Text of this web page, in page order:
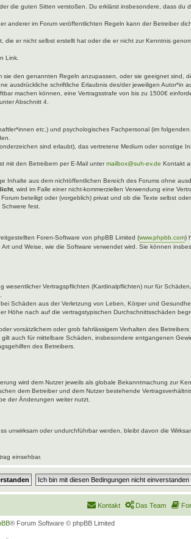
die guten Sitten verstoßen. Du erklärst insbesondere, dass du
im Forum veröffentlichten Regeln kann der Betreiber
er nicht selbst erstellt hat oder die er nicht zur Kenntnis
Link.
den genannten Regeln anzupassen, oder sie geeignet sind,
ausdrückliche schriftliche Erlaubnis des/der jeweiligen Autor*in
machen können, eine Vertragsstrafe von bis zu 1500€
Abschnitt 4.
etc.) und psychologisches Fachpersonal (im folgenden
sind erlaubt), das vertretene Medium oder sonstige
mit den Betreibern per E-Mail untermailbox@suh-ev.de Kontakt
aus dem nichtöffentlichen Bereich des Forums ohne
, wird im Falle einer nicht-kommerziellen Verwendung eine
beteiligt oder (vorgeblich) privat und ob die Texte selbst
fest.
Foren-Software von phpBB Limited (www.phpbb.com)
und Weise, wie die Software verwendet wird. Sie können
Vertragspflichten (Kardinalpflichten) nur für
Schäden aus der Verletzung von Leben, Körper und
Höhe nach auf die vertragstypischen Durchschnittsschäden
vorsätzlichem oder grob fahrlässigem Verhalten des
auch für mittelbare Schäden, insbesondere entgangenen
des Betreibers.
wird dem Nutzer jeweils als globale Bekanntmachung zur
dem Betreiber und dem Nutzer bestehende
der Änderungen weiter nutzt.
oder undurchführbar werden, bleibt davon die
einsehbar.
Das Team
Kontakt
® Forum Software © phpBB Limited